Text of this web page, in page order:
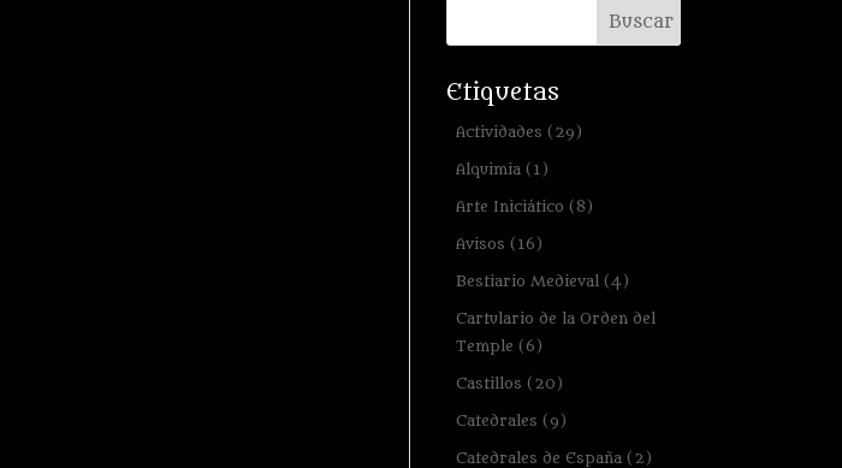
Etiquetas
Actividades (29)
Alquimia (1)
Arte Iniciático (8)
Avisos (16)
Bestiario Medieval (4)
Cartulario de la Orden del
Temple (6)
Castillos (20)
Catedrales (9)
Catedrales de España (2)